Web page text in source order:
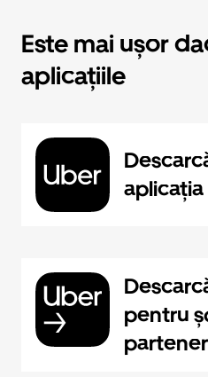
Este mai ușor
aplicațiile
pentru